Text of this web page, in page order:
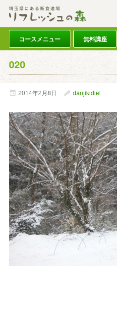
コースメニュー 無料講座
020
2014年2月8日 danjikidiet